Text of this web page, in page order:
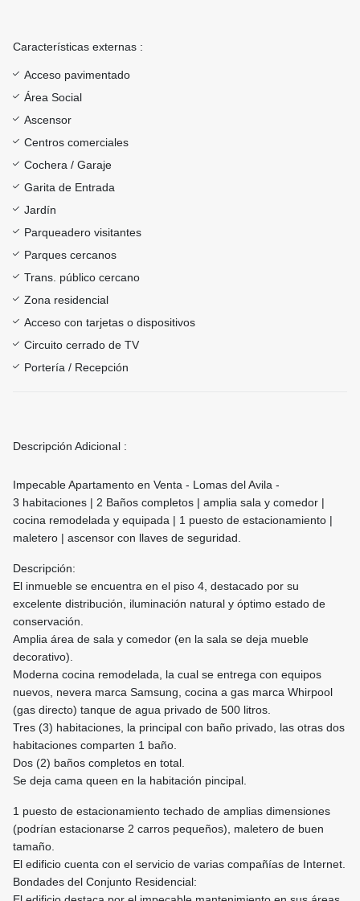
Características externas :
Acceso pavimentado
Área Social
Ascensor
Centros comerciales
Cochera / Garaje
Garita de Entrada
Jardín
Parqueadero visitantes
Parques cercanos
Trans. público cercano
Zona residencial
Acceso con tarjetas o dispositivos
Circuito cerrado de TV
Portería / Recepción
Descripción Adicional :
Impecable Apartamento en Venta - Lomas del Avila -
3 habitaciones | 2 Baños completos | amplia sala y comedor |
cocina remodelada y equipada | 1 puesto de estacionamiento |
maletero | ascensor con llaves de seguridad.
Descripción:
El inmueble se encuentra en el piso 4, destacado por su
excelente distribución, iluminación natural y óptimo estado de
conservación.
Amplia área de sala y comedor (en la sala se deja mueble
decorativo).
Moderna cocina remodelada, la cual se entrega con equipos
nuevos, nevera marca Samsung, cocina a gas marca Whirpool
(gas directo) tanque de agua privado de 500 litros.
Tres (3) habitaciones, la principal con baño privado, las otras dos
habitaciones comparten 1 baño.
Dos (2) baños completos en total.
Se deja cama queen en la habitación pincipal.
1 puesto de estacionamiento techado de amplias dimensiones
(podrían estacionarse 2 carros pequeños), maletero de buen
tamaño.
El edificio cuenta con el servicio de varias compañías de Internet.
Bondades del Conjunto Residencial: